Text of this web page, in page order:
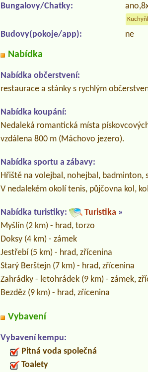
Bungalovy/Chatky:
Budovy(pokoje/app): ne
Nabídka
Nabídka občerstvení:
restaurace a stánky s rychlým
Nabídka koupání:
Nedaleká romantická místa
vzdálena 800 m (Máchovo jezero).
Nabídka sportu a zábavy:
Hřiště na volejbal, nohejbal, badminton,
V nedalekém okolí tenis, půjčovna kol,
Nabídka turistiky: Turistika »
Myšlín (2 km) - hrad, torzo
Doksy (4 km) - zámek
Jestřebí (5 km) - hrad, zřícenina
Starý Berštejn (7 km) - hrad, zřícenina
Zahrádky - letohrádek (9 km) - zámek,
Bezděz (9 km) - hrad, zřícenina
Vybavení
Vybavení kempu:
Pitná voda společná
Toalety